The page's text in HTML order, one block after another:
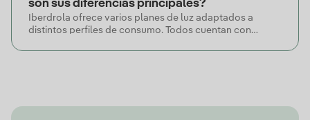
son sus diferencias principales?
Iberdrola ofrece varios planes de luz adaptados a
distintos perfiles de consumo. Todos cuentan con